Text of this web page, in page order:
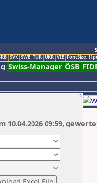
SVK SWE TUR UKR VIE FontSize:11pt
Swiss-Manager ÖSB
10.04.2026 09:59,